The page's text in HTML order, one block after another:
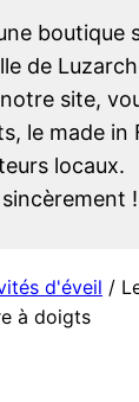
boutique
de
site,
le made in
locaux.
!
d'éveil /
à doigts